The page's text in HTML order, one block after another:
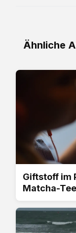
Ähnliche
Giftstoff im
Matcha-